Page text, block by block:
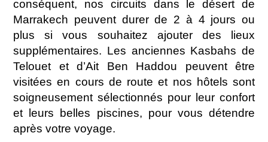
conséquent, nos circuits dans le désert de
Marrakech peuvent durer de 2 à 4 jours ou
plus si vous souhaitez ajouter des lieux
supplémentaires. Les anciennes Kasbahs de
Telouet et d’Ait Ben Haddou peuvent être
visitées en cours de route et nos hôtels sont
soigneusement sélectionnés pour leur confort
et leurs belles piscines, pour vous détendre
après votre voyage.